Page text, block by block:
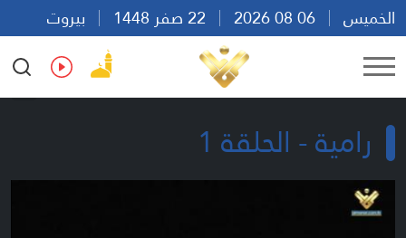
الخميس
بيروت
13:27
Ar En Fr Es
رامية - الحلقة 1